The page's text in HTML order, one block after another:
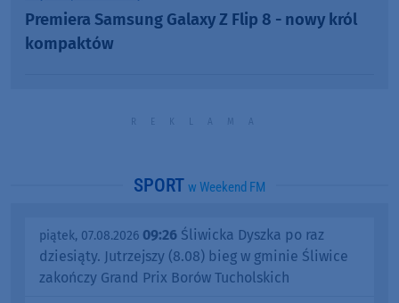
Premiera Samsung Galaxy Z Flip 8 - nowy król
kompaktów
SPORT w Weekend FM
piątek, 07.08.2026 09:26 Śliwicka Dyszka po raz
dziesiąty. Jutrzejszy (8.08) bieg w gminie Śliwice
zakończy Grand Prix Borów Tucholskich